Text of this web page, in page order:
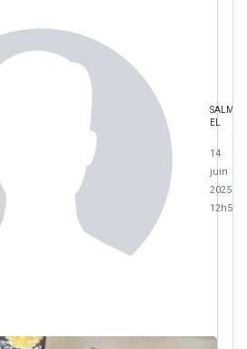
SALMA
EL
14
juin
2025 à
12h52